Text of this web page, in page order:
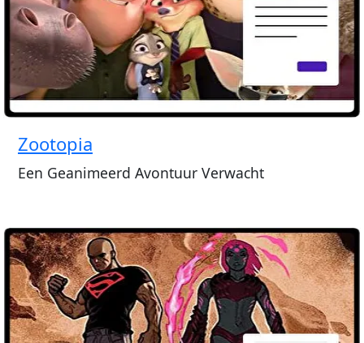
Zootopia
Een Geanimeerd Avontuur Verwacht